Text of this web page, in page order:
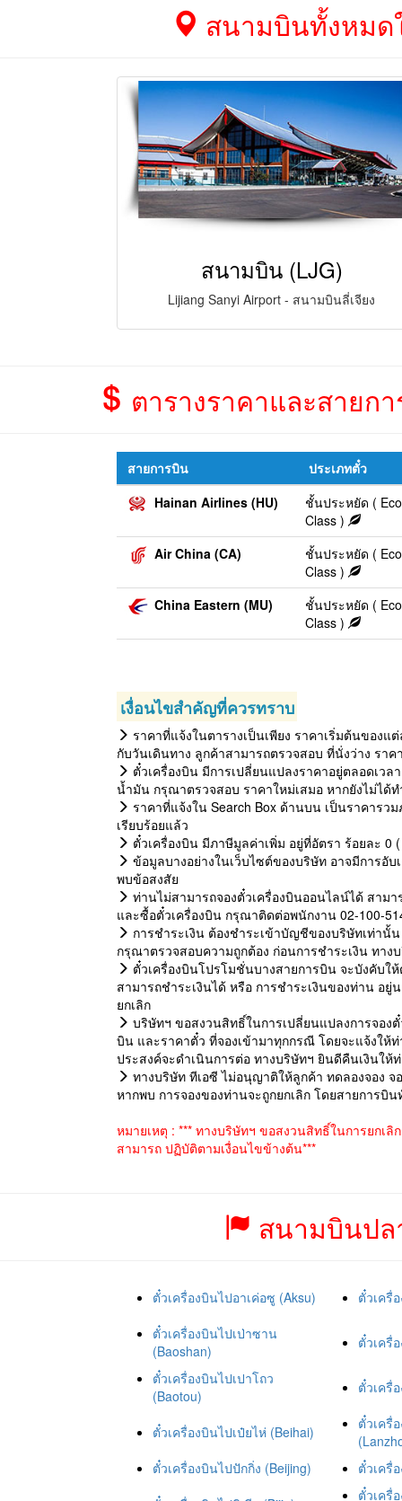
สนามบินทั้งหมด
สนามบิน (LJG)
Lijiang Sanyi Airport - สนามบินลี่เจียง
ตารางราคาและสายก
สายการบิน
ประเภทตั๋ว
Hainan Airlines (HU)
ชั้นประหยัด (
Class )
Air China (CA)
ชั้นประหยัด (
Class )
China Eastern (MU)
ชั้นประหยัด (
Class )
เงื่อนไขสำคัญที่ควรทราบ
ราคาที่แจ้งในตารางเป็นเพียง ราคาเริ่มต้นของ
กับวันเดินทาง ลูกค้าสามารถตรวจสอบ ที่นั่งว่าง รา
ตั๋วเครื่องบิน มีการเปลี่ยนแปลงราคาอยู่ตลอดเว
น้ำมัน กรุณาตรวจสอบ ราคาใหม่เสมอ หากยังไม่ได้
ราคาที่แจ้งใน Search Box ด้านบน เป็นราคาร
เรียบร้อยแล้ว
ตั๋วเครื่องบิน มีภาษีมูลค่าเพิ่ม อยู่ที่อัตรา ร้อยละ 0
ข้อมูลบางอย่างในเว็บไซต์ของบริษัท อาจมีการอั
พบข้อสงสัย
ท่านไม่สามารถจองตั๋วเครื่องบินออนไลน์ได้ สาม
และซื้อตั๋วเครื่องบิน กรุณาติดต่อพนักงาน 02-100-
การชำระเงิน ต้องชำระเข้าบัญชีของบริษัทเท่า
กรุณาตรวจสอบความถูกต้อง ก่อนการชำระเงิน ทา
ตั๋วเครื่องบินโปรโมชั่นบางสายการบิน จะบังคับใ
สามารถชำระเงินได้ หรือ การชำระเงินของท่าน อ
ยกเลิก
บริษัทฯ ขอสงวนสิทธิ์ในการเปลี่ยนแปลงการจอง
บิน และราคาตั๋ว ที่จองเข้ามาทุกกรณี โดยจะแจ้งให้
ประสงค์จะดำเนินการต่อ ทางบริษัทฯ ยินดีคืนเงินให้
ทางบริษัท ทีเอซี ไม่อนุญาติให้ลูกค้า ทดลองจอง
หากพบ การจองของท่านจะถูกยกเลิก โดยสายการ
หมายเหตุ : *** ทางบริษัทฯ ขอสงวนสิทธิ์ในการยกเ
สามารถ ปฏิบัติตามเงื่อนไขข้างต้น***
สนามบินปล
ตั๋วเครื่องบินไปอาเค่อซู (Aksu)
ตั๋วเครื่
ตั๋วเครื่องบินไปเป่าซาน
(Baoshan)
ตั๋วเครื่
ตั๋วเครื่องบินไปเปาโถว
(Baotou)
ตั๋วเครื่
ตั๋วเครื่องบินไปเป๋ยไห่ (Beihai)
ตั๋วเครื่
ตั๋วเครื่องบินไปปักกิ่ง (Beijing)
ตั๋วเครื่
ตั๋วเครื่